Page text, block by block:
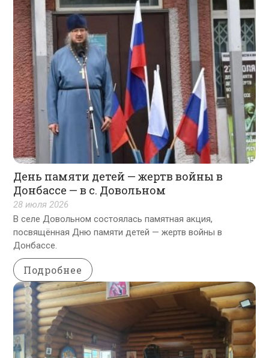
День памяти детей — жертв войны в
Донбассе — в с. Довольном
28 июля 2026
В селе Довольном состоялась памятная акция,
посвящённая Дню памяти детей — жертв войны в
Донбассе.
Подробнее